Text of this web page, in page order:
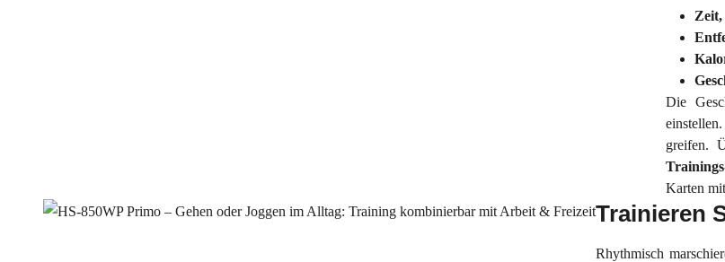
Zeit,
Die
greifen.
Karten
Trainieren
Rhythmisch